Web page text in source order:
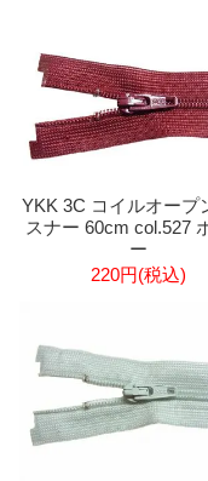
YKK 3C コイルオープ
スナー 60cm col.527
ー
220円(税込)